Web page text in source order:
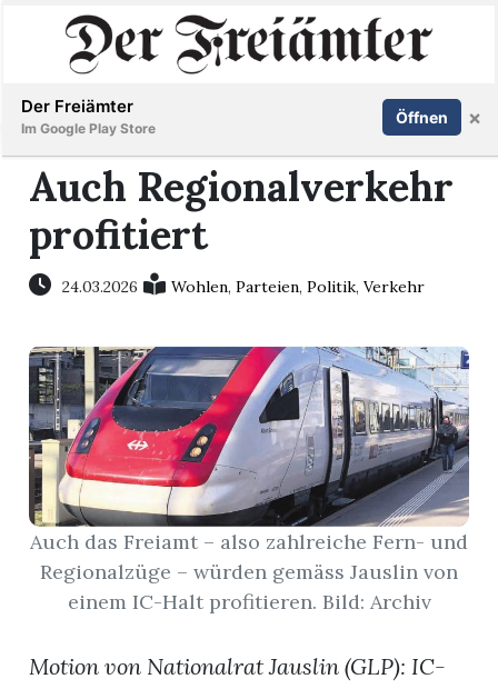
Immobilien
Veranstaltungen
Stellen
E-
Paper
Newsletter
App
Inserieren Abonnieren Anmelden
Auch Regionalverkehr
profitiert
24.03.2026 Wohlen,Parteien,Politik,Verkehr
Auch das Freiamt – also zahlreiche Fern- und
Regionalzüge – würden gemäss Jauslin von
einem IC-Halt profitieren. Bild: Archiv
Motion von Nationalrat Jauslin (GLP): IC-
Der Freiämter
Im Google Play Store
Öffnen ×